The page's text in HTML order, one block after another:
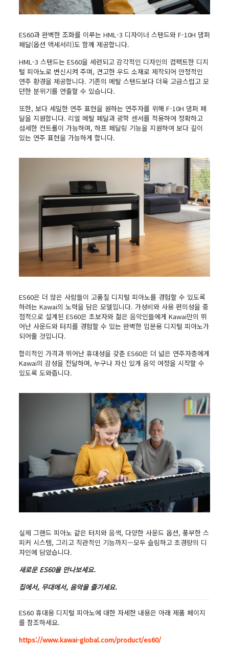
ES60과 완벽한 조화를 이루는 HML-3 디자이너 스탠드와 F-10H 댐퍼
페달(옵션 액세서리)도 함께 제공합니다.
HML-3 스탠드는 ES60을 세련되고 감각적인 디자인의 컴팩트한 디지
털 피아노로 변신시켜 주며, 견고한 우드 소재로 제작되어 안정적인
연주 환경을 제공합니다. 기존의 메탈 스탠드보다 더욱 고급스럽고 모
던한 분위기를 연출할 수 있습니다.
또한, 보다 세밀한 연주 표현을 원하는 연주자를 위해 F-10H 댐퍼 페
달을 지원합니다. 리얼 메탈 페달과 광학 센서를 적용하여 정확하고
섬세한 컨트롤이 가능하며, 하프 페달링 기능을 지원하여 보다 깊이
있는 연주 표현을 가능하게 합니다.
ES60은 더 많은 사람들이 고품질 디지털 피아노를 경험할 수 있도록
하려는 Kawai의 노력을 담은 모델입니다. 가성비와 사용 편의성을 중
점적으로 설계된 ES60은 초보자와 젊은 음악인들에게 Kawai만의 뛰
어난 사운드와 터치를 경험할 수 있는 완벽한 입문용 디지털 피아노가
되어줄 것입니다.
합리적인 가격과 뛰어난 휴대성을 갖춘 ES60은 더 넓은 연주자층에게
Kawai의 감성을 전달하며, 누구나 자신 있게 음악 여정을 시작할 수
있도록 도와줍니다.
실제 그랜드 피아노 같은 터치와 음색, 다양한 사운드 옵션, 풍부한 스
피커 시스템, 그리고 직관적인 기능까지—모두 슬림하고 초경량의 디
자인에 담았습니다.
새로운 ES60을 만나보세요.
집에서, 무대에서, 음악을 즐기세요.
ES60 휴대용 디지털 피아노에 대한 자세한 내용은 아래 제품 페이지
를 참조하세요.
https://www.kawai-global.com/product/es60/